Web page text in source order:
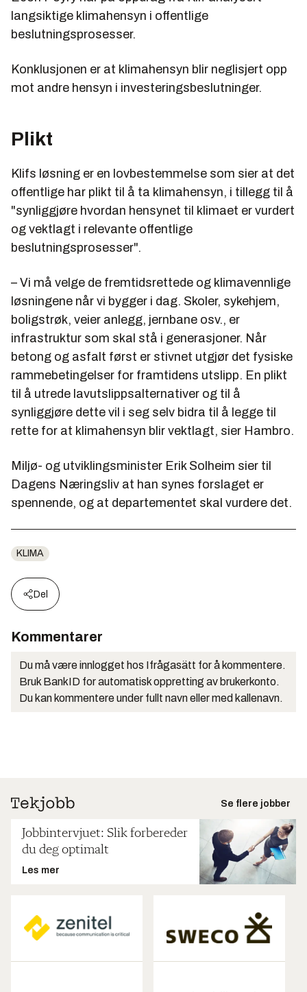
langsiktige klimahensyn i offentlige
beslutningsprosesser.
Konklusjonen er at klimahensyn blir neglisjert opp
mot andre hensyn i investeringsbeslutninger.
Plikt
Klifs løsning er en lovbestemmelse som sier at det
offentlige har plikt til å ta klimahensyn, i tillegg til å
"synliggjøre hvordan hensynet til klimaet er vurdert
og vektlagt i relevante offentlige
beslutningsprosesser".
– Vi må velge de fremtidsrettede og klimavennlige
løsningene når vi bygger i dag. Skoler, sykehjem,
boligstrøk, veier anlegg, jernbane osv., er
infrastruktur som skal stå i generasjoner. Når
betong og asfalt først er stivnet utgjør det fysiske
rammebetingelser for framtidens utslipp. En plikt
til å utrede lavutslippsalternativer og til å
synliggjøre dette vil i seg selv bidra til å legge til
rette for at klimahensyn blir vektlagt, sier Hambro.
Miljø- og utviklingsminister Erik Solheim sier til
Dagens Næringsliv at han synes forslaget er
spennende, og at departementet skal vurdere det.
KLIMA
Del
Kommentarer
Du må være innlogget hos Ifrågasätt for å kommentere.
Bruk BankID for automatisk oppretting av brukerkonto.
Du kan kommentere under fullt navn eller med kallenavn.
Se flere jobber
Jobbintervjuet: Slik forbereder
du deg optimalt
Les mer